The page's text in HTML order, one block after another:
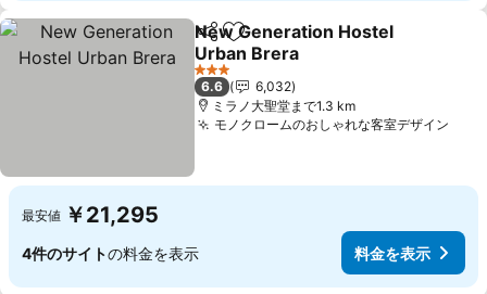
シェアお気に入りに追加
New Generation Hostel
Urban Brera
3 ホテルのランク
6.6
6,032
ミラノ大聖堂まで1.3 km
モノクロームのおしゃれな客室デザイン
最安値 ￥21,295
4件のサイトの料金を表示 料金を表示